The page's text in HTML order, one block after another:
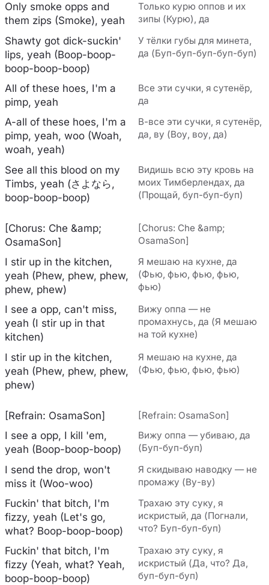
Only smoke opps and
them zips (Smokе), yeah
Только курю оппов и их
зипы (Курю), да
Shawty got dick-suckin'
lips, yeah (Boop-boop-
boop-boop-boop)
У тёлки губы для минета,
да (Буп-буп-буп-буп-буп)
All of thesе hoes, I'm a
pimp, yeah
Все эти сучки, я сутенёр,
да
A-all of these hoes, I'm a
pimp, yeah, woo (Woah,
woah, yeah)
В-все эти сучки, я сутенёр,
да, ву (Воу, воу, да)
See all this blood on my
Timbs, yeah (さよなら,
boop-boop-boop)
Видишь всю эту кровь на
моих Тимберлендах, да
(Прощай, буп-буп-буп)
[Chorus: Che &amp;
OsamaSon]
[Chorus: Che &amp;
OsamaSon]
I stir up in the kitchen,
yeah (Phew, phew, phew,
phew, phew)
Я мешаю на кухне, да
(Фью, фью, фью, фью,
фью)
I see a opp, can't miss,
yeah (I stir up in that
kitchen)
Вижу оппа — не
промахнусь, да (Я мешаю
на той кухне)
I stir up in the kitchen,
yeah (Phew, phew, phew,
phew)
Я мешаю на кухне, да
(Фью, фью, фью, фью)
[Refrain: OsamaSon] [Refrain: OsamaSon]
I see a opp, I kill 'em,
yeah (Boop-boop-boop)
Вижу оппа — убиваю, да
(Буп-буп-буп)
I send the drop, won't
miss it (Woo-woo)
Я скидываю наводку — не
промажу (Ву-ву)
Fuckin' that bitch, I'm
fizzy, yeah (Let's go,
what? Boop-boop-boop)
Трахаю эту суку, я
искристый, да (Погнали,
что? Буп-буп-буп)
Fuckin' that bitch, I'm
fizzy (Yeah, what? Yeah,
boop-boop-boop)
Трахаю эту суку, я
искристый (Да, что? Да,
буп-буп-буп)